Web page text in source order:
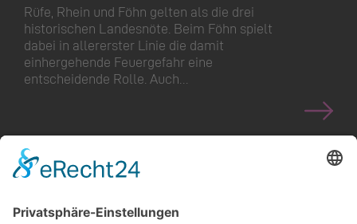
Rüfe, Rhein und Föhn gelten als die drei
historischen Landesnöte. Beim Föhn spielt
dabei in allererster Linie die damit
einhergehende Feuergefahr eine
entscheidende Rolle. Auch…